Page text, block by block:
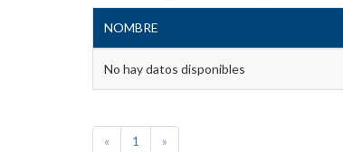
NOMBRE
No hay datos disponibles
« 1 »